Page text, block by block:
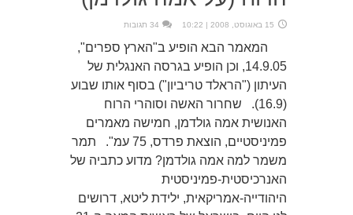
15 באוגוסט, 2008 | 10:22 34 תגובות
המאמר הבא הופיע ב"הארץ ספרים",
14.9.05, וכן הופיע בגרסה האנגלית של
העיתון ("הראלד טריביון") בסוף אותו שבוע
(16.9). שחרור האשה וסוהרי הרוח
האנושית אמה גולדמן, חמישה מאמרים
פמיניסטיים, הוצאת פרדס, 75 עמ". תמר
משמר למה אמה גולדמן? מדוע כתביה של
האנרכיסטית-פמיניסטית
היהודייה-אמריקאית, ילידת ליטא, דרושים